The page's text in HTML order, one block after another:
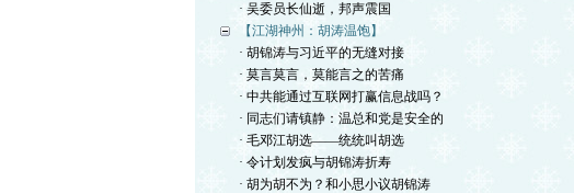
· 吴委员长仙逝，邦声震国
【江湖神州：胡涛温饱】
· 胡锦涛与习近平的无缝对接
· 莫言莫言，莫能言之的苦痛
· 中共能通过互联网打赢信息战吗？
· 同志们请镇静：温总和党是安全的
· 毛邓江胡选——统统叫胡选
· 令计划发疯与胡锦涛折寿
· 胡为胡不为？和小思小议胡锦涛